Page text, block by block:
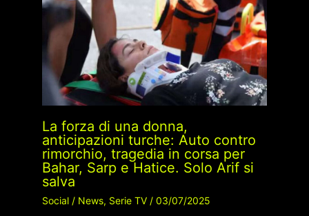
La forza di una donna,
anticipazioni turche: Auto contro
rimorchio, tragedia in corsa per
Bahar, Sarp e Hatice. Solo Arif si
salva
Social/ News, Serie TV/ 03/07/2025